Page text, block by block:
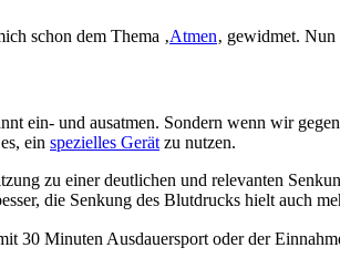
schon dem Thema ‚Atmen‚ gewidmet. Nun
ein- und ausatmen. Sondern wenn wir
ein spezielles Gerät zu nutzen.
zu einer deutlichen und relevanten
die Senkung des Blutdrucks hielt auch
30 Minuten Ausdauersport oder der